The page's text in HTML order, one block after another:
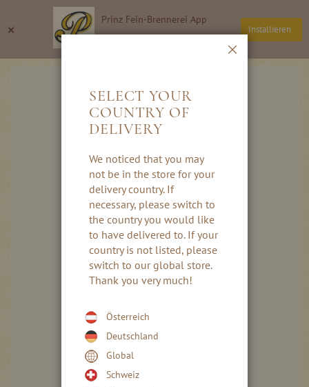
× Prinz Fein-Brennerei App
Installieren
Inhalt
Suche
SELECT YOUR
COUNTRY OF
DELIVERY
We noticed that you may
not be in the store for your
delivery country. If
necessary, please switch to
the country you would like
to have delivered to. If your
country is not listed, please
switch to our global store.
Thank you very much!
Österreich
Deutschland
Global
Schweiz